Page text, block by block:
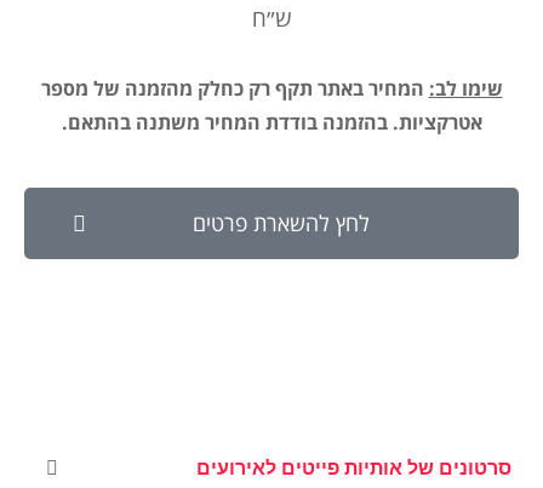
ש״ח
שימו לב: המחיר באתר תקף רק כחלק מהזמנה של מספר
אטרקציות. בהזמנה בודדת המחיר משתנה בהתאם.
לחץ להשארת פרטים
סרטונים של אותיות פייטים לאירועים